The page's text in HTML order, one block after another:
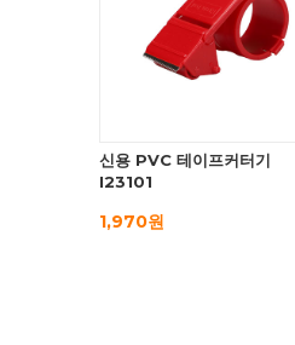
신용 PVC 테이프커터기
I23101
1,970원